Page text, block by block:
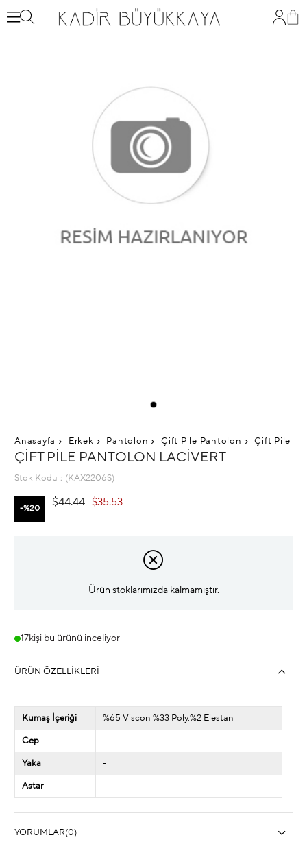
Anasayfa Erkek Pantolon Çift Pile Pantolon Çift Pile
ÇIFT PILE PANTOLON LACIVERT
Stok Kodu (KAX2206S)
20
$44.44 $35.53
Ürün stoklarımızda kalmamıştır.
17kişi bu ürünü inceliyor
ÜRÜN ÖZELLIKLERI
Kumaş İçeriği %65 Viscon %33 Poly.%2 Elestan
Cep -
Yaka -
Astar -
YORUMLAR(0)